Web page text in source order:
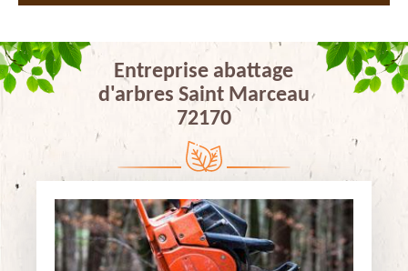
Entreprise abattage
d'arbres Saint Marceau
72170